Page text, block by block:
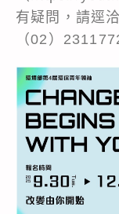
有疑問，請逕
（02）